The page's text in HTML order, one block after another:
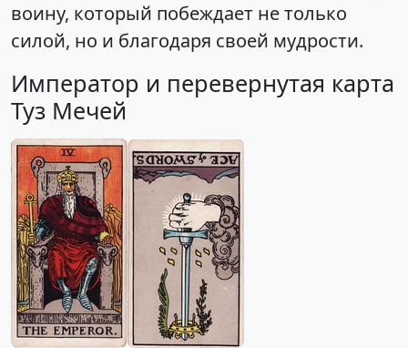
воину, который побеждает не только
силой, но и благодаря своей мудрости.
Император и перевернутая карта
Туз Мечей